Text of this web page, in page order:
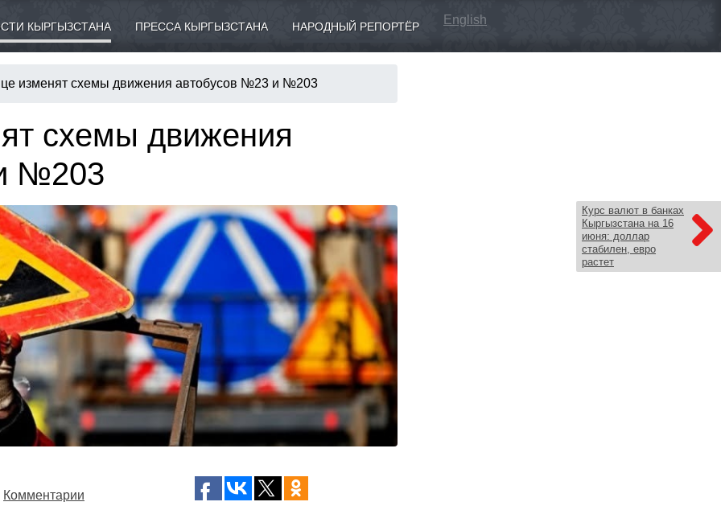
КЫРГЫЗСТАНА ПРЕССА КЫРГЫЗСТАНА НАРОДНЫЙ РЕПОРТЁР English
изменят схемы движения автобусов №23 и №203
Курс валют в банках
Кыргызстана на 16
июня: доллар
стабилен, евро
растет
схемы движения
№203
Комментарии